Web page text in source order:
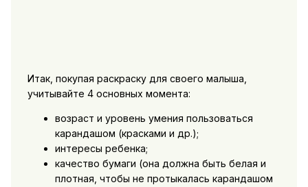
Итак, покупая раскраску для своего малыша,
учитывайте 4 основных момента:
возраст и уровень умения пользоваться
карандашом (красками и др.);
интересы ребенка;
качество бумаги (она должна быть белая и
плотная, чтобы не протыкалась карандашом